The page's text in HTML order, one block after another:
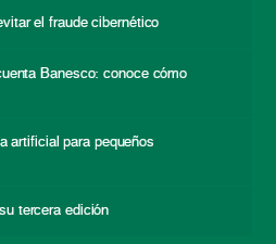
el fraude cibernético
Banesco: conoce cómo
artificial para pequeños
tercera edición